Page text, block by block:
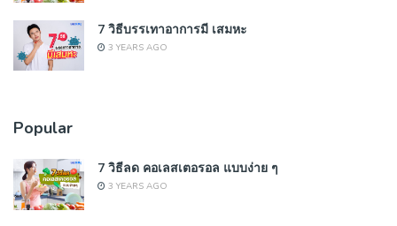
7 วิธีบรรเทาอาการมี เสมหะ
3 YEARS AGO
Popular
7 วิธีลด คอเลสเตอรอล แบบง่าย ๆ
3 YEARS AGO